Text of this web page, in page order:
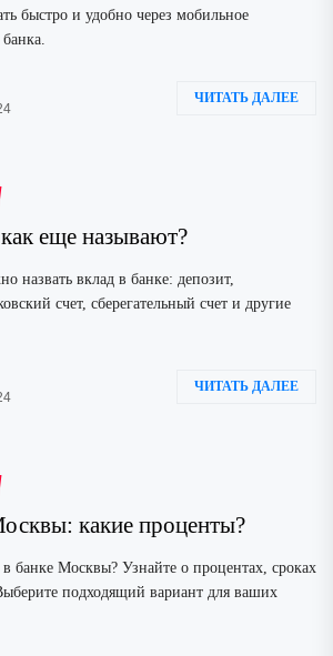
быстро и удобно через мобильное
ЧИТАТЬ ДАЛЕЕ
еще называют?
назвать вклад в банке: депозит,
счет, сберегательный счет и другие
ЧИТАТЬ ДАЛЕЕ
какие проценты?
банке Москвы? Узнайте о процентах, сроках
подходящий вариант для ваших